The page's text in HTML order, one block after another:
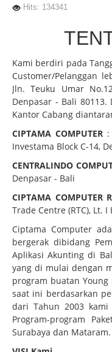
Hits: 134341
Kami berdiri pada
Customer/Pelanggan
Jln. Teuku Umar
Denpasar - Bali
Kantor Cabang
CIPTAMA COMPUTER:
Investama Block C-14,
CENTRALINDO
Denpasar - Bali
CIPTAMA COMPUTER
Trade Centre (RTC), Lt.
Ciptama Computer
bergerak dibidang
Aplikasi Akunting di
yang di mulai dengan
program buatan Young
saat ini berdasarkan
dari Tahun 2003
Program-program
Surabaya dan Mataram.